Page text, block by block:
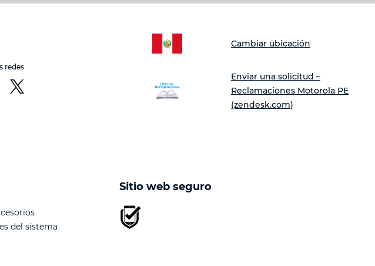
redes
Cambiar ubicación
Enviar una solicitud –
Reclamaciones Motorola PE
(zendesk.com)
del sistema
Sitio web seguro